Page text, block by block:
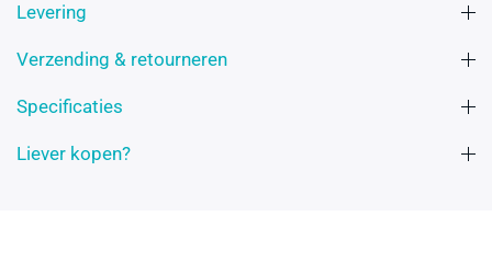
Levering
Verzending & retourneren
Specificaties
Liever kopen?